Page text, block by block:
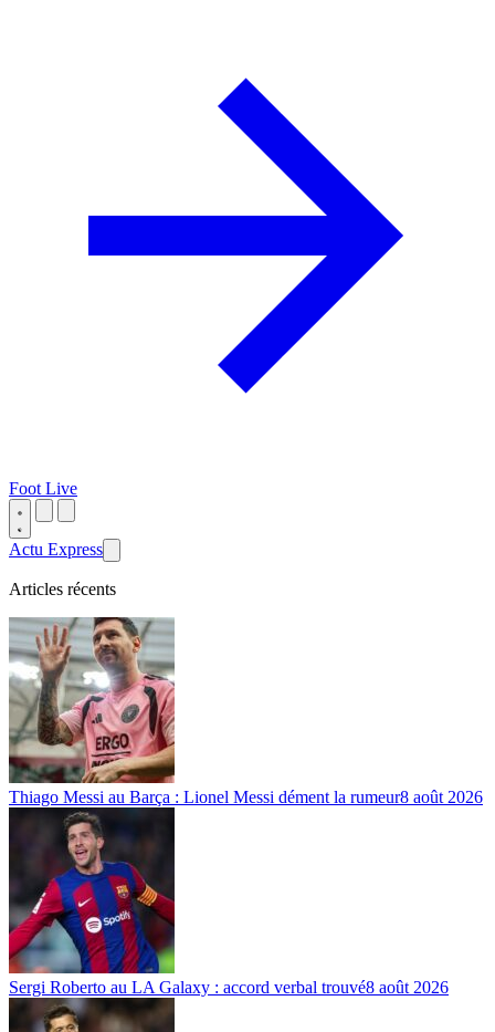
Foot Live
Actu Express
Articles récents
Thiago Messi au Barça : Lionel Messi dément la rumeur8 août 2026
Sergi Roberto au LA Galaxy : accord verbal trouvé8 août 2026